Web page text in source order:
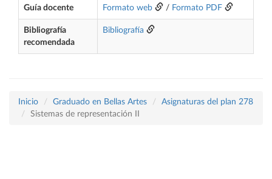
Guía docente Formato web / Formato PDF
Bibliografía
recomendada
Bibliografía
Inicio Graduado en Bellas Artes
Asignaturas del plan 278
Sistemas de representación II